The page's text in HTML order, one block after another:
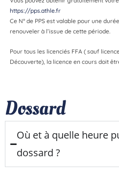
https://pps.athle.fr
Ce N° de PPS est valable pour une
renouveler à l’issue de cette période.
Pour tous les licenciés FFA ( sauf
Découverte), la licence en cours doit
Dossard
Où et à quelle heure
dossard ?